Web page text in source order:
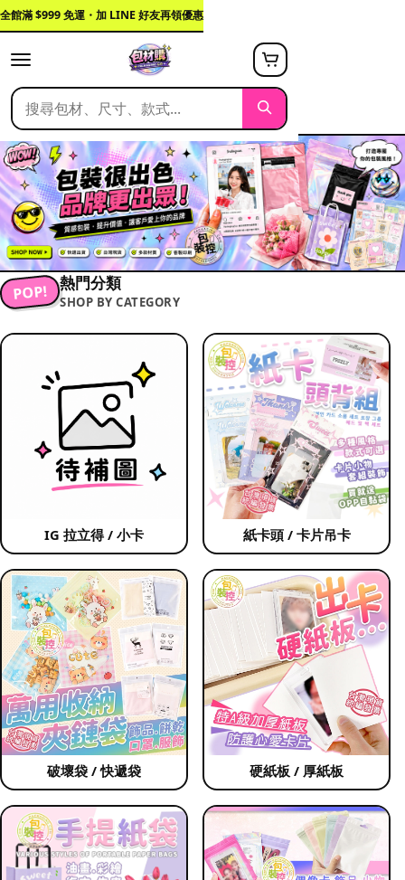
全館滿 $999 免運・加 LINE 好友再領優惠
POP! 熱門分類
SHOP BY CATEGORY
IG 拉立得 / 小卡 紙卡頭 / 卡片吊卡
破壞袋 / 快遞袋 硬紙板 / 厚紙板